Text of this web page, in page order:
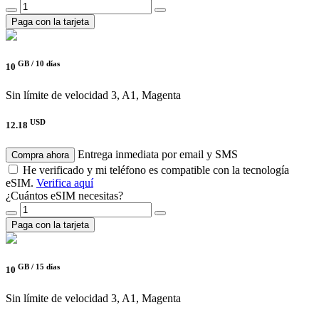
Paga con la tarjeta
10 GB / 10 días
Sin límite de velocidad 3, A1, Magenta
12.18 USD
Compra ahora
Entrega inmediata por email y SMS
He verificado y mi teléfono es compatible con la tecnología
eSIM. Verifica aquí
¿Cuántos eSIM necesitas?
Paga con la tarjeta
10 GB / 15 días
Sin límite de velocidad 3, A1, Magenta